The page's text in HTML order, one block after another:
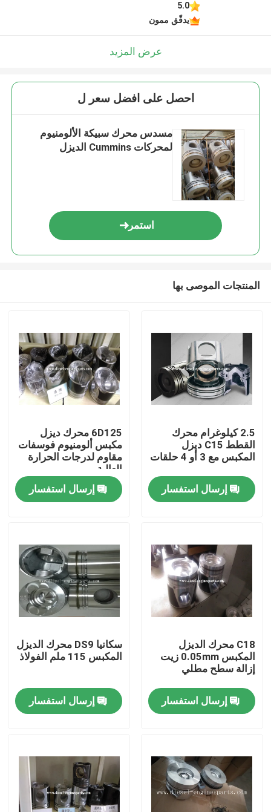
منزل
المنتجات
عرض الواقع الافتراضي
حول بنا
جولة في المعمل
ضبط الجودة
طلب اقتباس
أجزاء محرك الديزل
5.0
يدقّق ممون
عرض المزيد
احصل على افضل سعر ل
مسدس محرك سبيكة الألومنيوم
لمحركات Cummins الديزل
استمر
المنتجات الموصى بها
2.5 كيلوغرام محرك
القطط C15 ديزل
المكبس مع 3 أو 4 حلقات
إرسال استفسار
6D125 محرك ديزل
مكبس ألومنيوم فوسفات
مقاوم لدرجات الحرارة
العالية
إرسال استفسار
C18 محرك الديزل
المكبس 0.05mm زيت
إزالة سطح مطلي
إرسال استفسار
سكانيا DS9 محرك الديزل
المكبس 115 ملم الفولاذ
إرسال استفسار